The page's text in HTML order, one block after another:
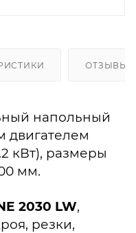
ОТЗЫВЫ
напольный
двигателем
кВт), размеры
мм.
2030 LW,
резки,